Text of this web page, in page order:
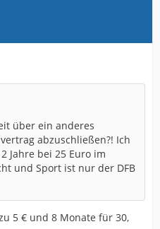
über ein anderes
abzuschließen?! Ich
Jahre bei 25 Euro im
und Sport ist nur der DFB
5 € und 8 Monate für 30,